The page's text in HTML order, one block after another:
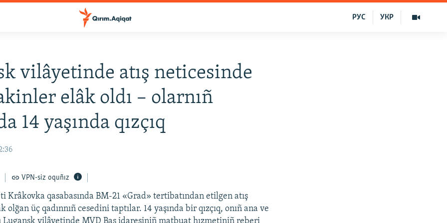
УКР
РУС
vilâyetinde atış neticesinde
elâk oldı – olarnıñ
14 yaşında qızçıq
VPN-siz oquñız
Krâkovka qasabasında BM-21 «Grad» tertibatından etilgen atış
olğan üç qadınnıñ cesedini taptılar. 14 yaşında bir qızçıq, onıñ ana ve